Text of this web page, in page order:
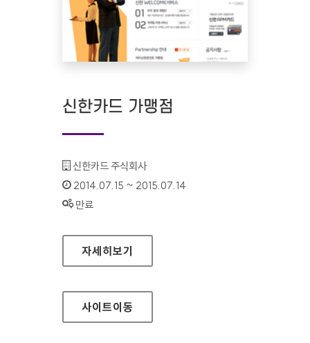
신한카드 가맹점
기관명 :
신한카드 주식회사
인증기간 :
2014.07.15 ~ 2015.07.14
상태 :
만료
신한카드 가맹점
자세히보기
사이트이동